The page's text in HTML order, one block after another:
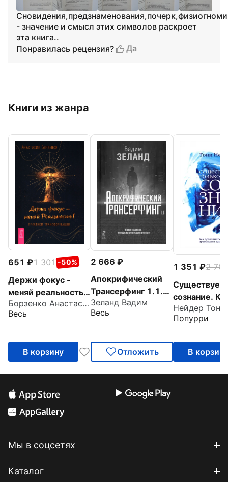
- значение и смысл этих символов раскроет
эта книга..
Понравилась рецензия?
Да
Книги из жанра
651 1 301 -50%
Держи фокус -
меняй реальность!
Практики
трансформации
Борзенко Анастасия
Весь
В корзину
2 666
Апокрифический
Трансерфинг 1.1.
Новое издание
Зеланд Вадим
Весь
Отложить
1 351
2 701
Существует
сознание.
преобразит
Нейдер Тони
Попурри
В корзину
Мы в соцсетях
Каталог